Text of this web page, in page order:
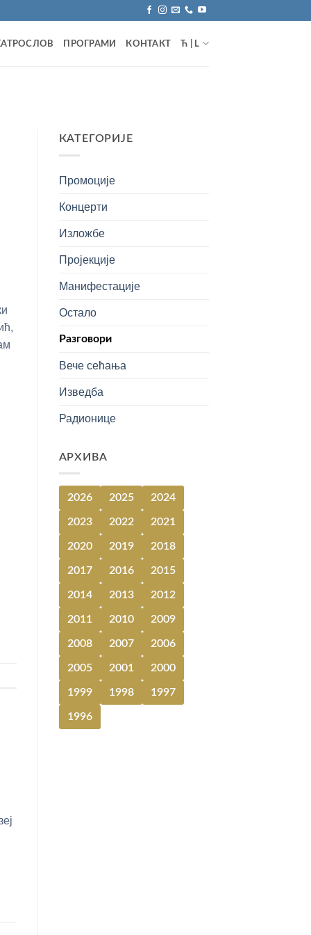
ПРОГРАМИ КОНТАКТ Ћ | L
КАТЕГОРИЈЕ
Промоције
Концерти
Изложбе
Пројекције
Манифестације
Остало
Разговори
Вече сећања
Изведба
Радионице
АРХИВА
2026 2025 2024
2023 2022 2021
2020 2019 2018
2017 2016 2015
2014 2013 2012
2011 2010 2009
2008 2007 2006
2005 2001 2000
1999 1998 1997
1996